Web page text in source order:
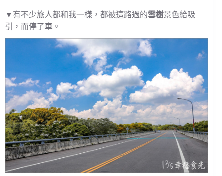
▼有不少旅人都和我一樣，都被這路過的雪樹景色給吸
引，而停了車。